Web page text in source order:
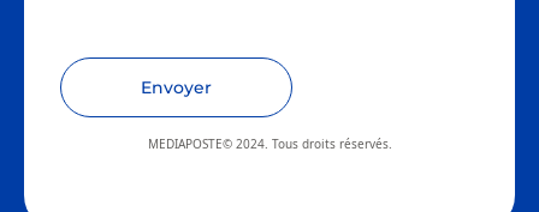
Envoyer
MEDIAPOSTE© 2024. Tous droits réservés.